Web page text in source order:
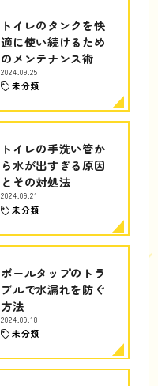
トイレのタンクを快
適に使い続けるため
のメンテナンス術
2024.09.25
未分類
トイレの手洗い管か
ら水が出すぎる原因
とその対処法
2024.09.21
未分類
ボールタップのトラ
ブルで水漏れを防ぐ
方法
2024.09.18
未分類